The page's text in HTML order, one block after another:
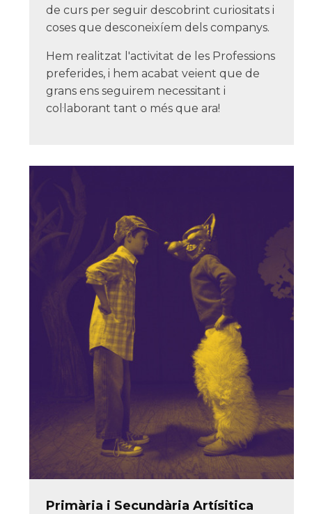
de curs per seguir descobrint curiositats i
coses que desconeixíem dels companys.
Hem realitzat l'activitat de les Professions
preferides, i hem acabat veient que de
grans ens seguirem necessitant i
col·laborant tant o més que ara!
Primària i Secundària Artísitica